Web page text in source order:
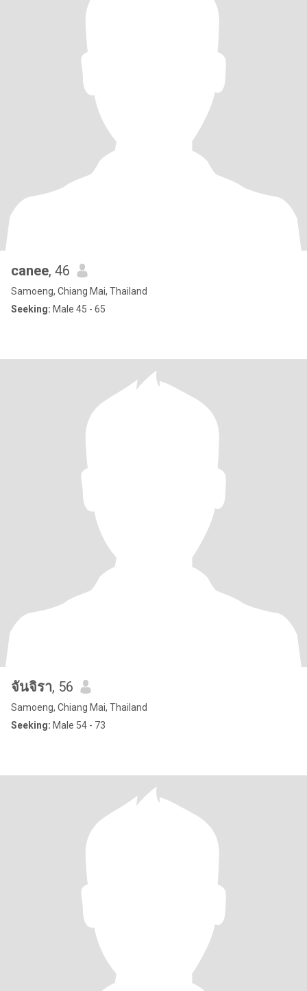
canee, 46
Samoeng, Chiang Mai, Thailand
Seeking: Male 45 - 65
จันจิรา, 56
Samoeng, Chiang Mai, Thailand
Seeking: Male 54 - 73